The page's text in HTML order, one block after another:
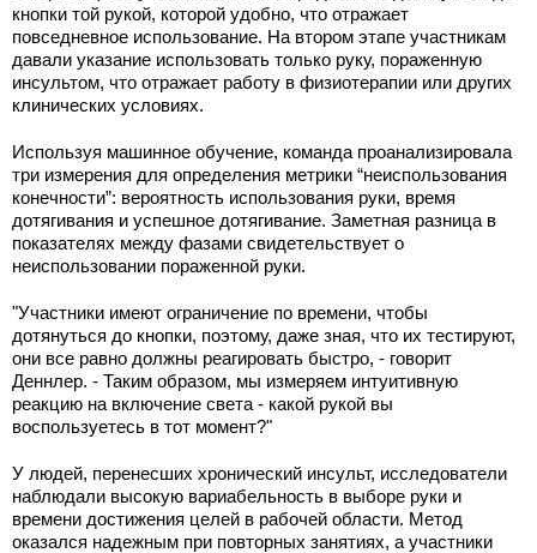
кнопки той рукой, которой удобно, что отражает
повседневное использование. На втором этапе участникам
давали указание использовать только руку, пораженную
инсультом, что отражает работу в физиотерапии или других
клинических условиях.
Используя машинное обучение, команда проанализировала
три измерения для определения метрики “неиспользования
конечности”: вероятность использования руки, время
дотягивания и успешное дотягивание. Заметная разница в
показателях между фазами свидетельствует о
неиспользовании пораженной руки.
"Участники имеют ограничение по времени, чтобы
дотянуться до кнопки, поэтому, даже зная, что их тестируют,
они все равно должны реагировать быстро, - говорит
Деннлер. - Таким образом, мы измеряем интуитивную
реакцию на включение света - какой рукой вы
воспользуетесь в тот момент?"
У людей, перенесших хронический инсульт, исследователи
наблюдали высокую вариабельность в выборе руки и
времени достижения целей в рабочей области. Метод
оказался надежным при повторных занятиях, а участники